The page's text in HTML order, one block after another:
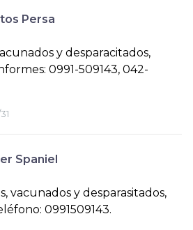
Persa
y desparacitados,
0991-509143, 042-
Spaniel
vacunados y desparasitados,
0991509143.